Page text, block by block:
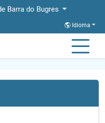
Barra do Bugres
Idioma